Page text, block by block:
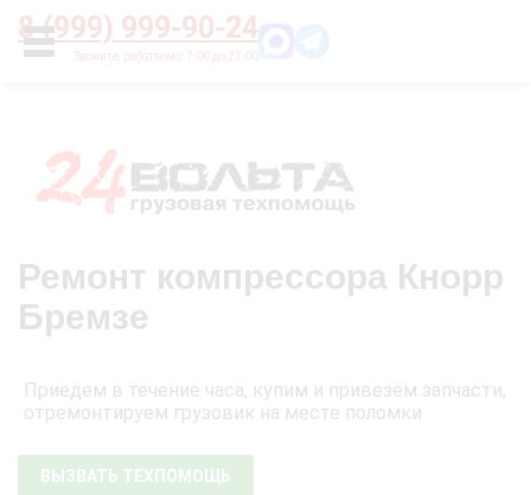
8 (999) 999-90-24
УСЛУГИ
Главная О нас Цены
Ремонт компрессора Кнорр
Бремзе
Приедем в течение часа, купим и привезём запчасти,
отремонтируем грузовик на месте поломки
ВЫЗВАТЬ ТЕХПОМОЩЬ